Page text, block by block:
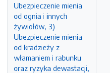
Ubezpieczenie mienia
od ognia i innych
żywiołów, 3)
Ubezpieczenie mienia
od kradzieży z
włamaniem i rabunku
oraz ryzyka dewastacji,